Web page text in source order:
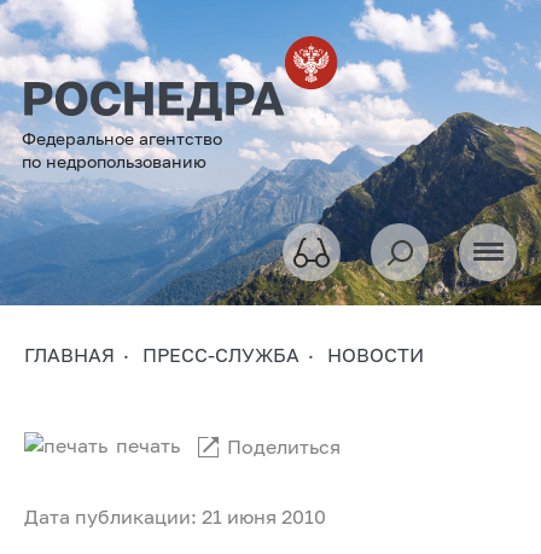
Федеральное агентство
по недропользованию
ГЛАВНАЯ ПРЕСС-СЛУЖБА НОВОСТИ
Дата публикации: 21 июня 2010
печать Поделиться